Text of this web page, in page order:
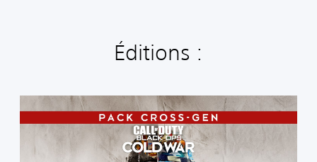
Éditions :
r